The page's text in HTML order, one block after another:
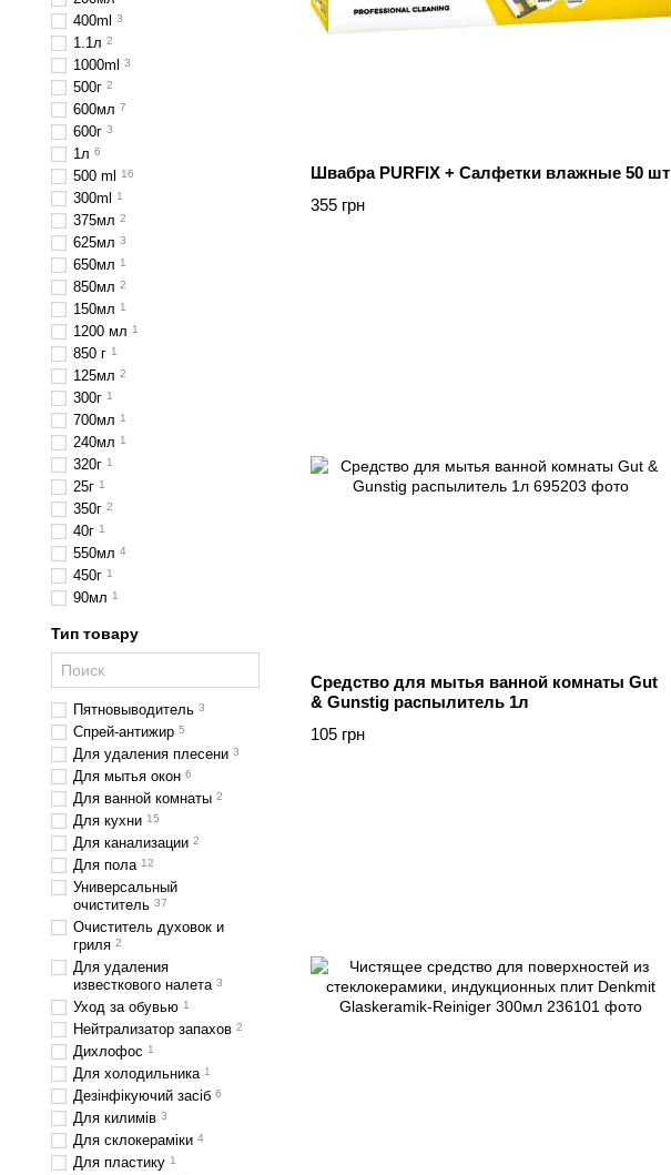
Швабра PURFIX + Салфетки влажные 50 шт
355 грн
Средство для мытья ванной комнаты Gut
& Gunstig распылитель 1л
105 грн
400ml 3
1.1л 2
1000ml 3
500г 2
600мл 7
600г 3
1л 6
500 ml 16
300ml 1
375мл 2
625мл 3
650мл 1
850мл 2
150мл 1
1200 мл 1
850 г 1
125мл 2
300г 1
700мл 1
240мл 1
320г 1
25г 1
350г 2
40г 1
550мл 4
450г 1
90мл 1
Тип товару
Пятновыводитель 3
Спрей-антижир 5
Для удаления плесени 3
Для мытья окон 6
Для ванной комнаты 2
Для кухни 15
Для канализации 2
Для пола 12
Универсальный
очиститель 37
Очиститель духовок и
гриля 2
Для удаления
известкового налета 3
Уход за обувью 1
Нейтрализатор запахов 2
Дихлофос 1
Для холодильника 1
Дезінфікуючий засіб 6
Для килимів 3
Для склокераміки 4
Для пластику 1